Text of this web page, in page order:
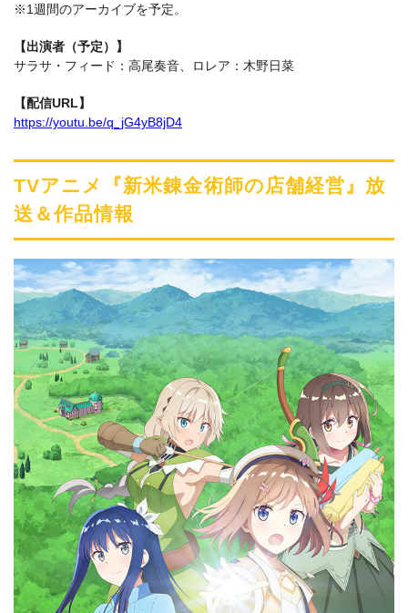
※1週間のアーカイブを予定。
【出演者（予定）】
サラサ・フィード：高尾奏音、ロレア：木野日菜
【配信URL】
https://youtu.be/q_jG4yB8jD4
TVアニメ『新米錬金術師の店舗経営』放
送＆作品情報